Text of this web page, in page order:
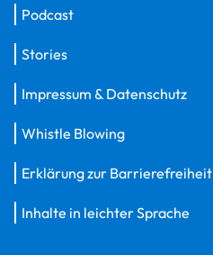
Podcast
Stories
Impressum & Datenschutz
Whistle Blowing
Erklärung zur Barrierefreiheit
Inhalte in leichter Sprache